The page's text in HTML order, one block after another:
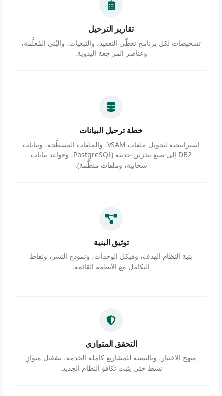
تقارير الترحيل
تشخيصات لكل برنامج تغطّي التعقيد، والتبعيات، والبُنى المُعلَّمة،
وعناصر المراجعة اليدوية.
خطة ترحيل البيانات
استراتيجية لتحويل ملفات VSAM، والملفات المسطّحة، وبيانات
DB2 إلى صيغ تخزين حديثة (PostgreSQL، وقواعد بيانات
سحابية، وملفات منظَّمة).
توثيق البنية
بنية النظام الهدف، وهيكل الوحدات، ونموذج النشر، ونقاط
التكامل مع الأنظمة القائمة.
التحقق المتوازي
منهج الاختبار، وبالنسبة للمشاريع كاملة الخدمة، تشغيل متوازٍ
نشط حتى يثبت تكافؤ النظام الجديد.